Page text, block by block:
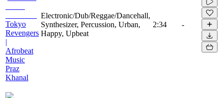
Tokyo
Revengers
|
Afrobeat
Music
Praz
Khanal
Electronic/Dub/Reggae/Dancehall,
Synthesizer, Percussion, Urban,
Happy, Upbeat
2:34 -